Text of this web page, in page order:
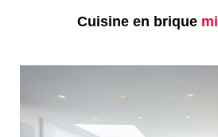
Cuisine en brique